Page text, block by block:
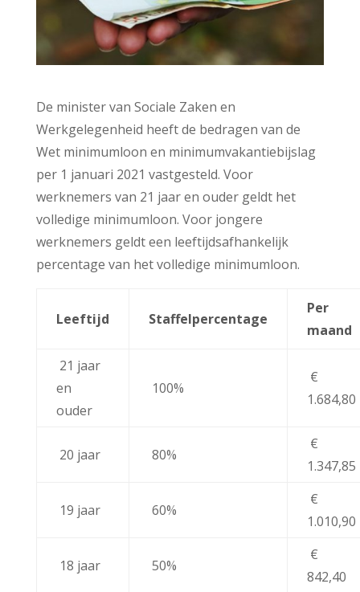
De minister van Sociale Zaken en
Werkgelegenheid heeft de bedragen van de
Wet minimumloon en minimumvakantiebijslag
per 1 januari 2021 vastgesteld. Voor
werknemers van 21 jaar en ouder geldt het
volledige minimumloon. Voor jongere
werknemers geldt een leeftijdsafhankelijk
percentage van het volledige minimumloon.
Leeftijd Staffelpercentage
Per
maand
21 jaar
en
ouder
100%
€
1.684,80
20 jaar 80%
€
1.347,85
19 jaar 60%
€
1.010,90
18 jaar 50%
€
842,40